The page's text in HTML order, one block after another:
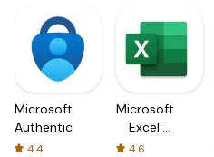
Microsoft
Authenticator
4.4
Microsoft
Excel:
Spreadsheets
4.6